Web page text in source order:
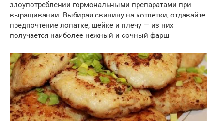
злоупотреблении гормональными препаратами при
выращивании. Выбирая свинину на котлетки, отдавайте
предпочтение лопатке, шейке и плечу — из них
получается наиболее нежный и сочный фарш.